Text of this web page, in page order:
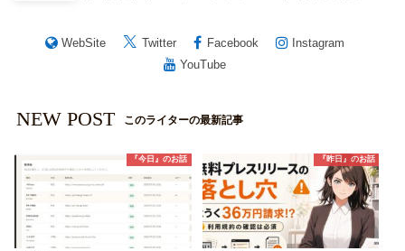
WebSite Twitter Facebook
Instagram
YouTube
NEW POST このライターの最新記事
『今日』のお話 『昨日』のお話